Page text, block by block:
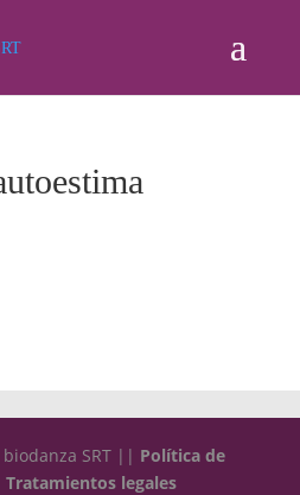
SRT || Política de
Tratamientos legales